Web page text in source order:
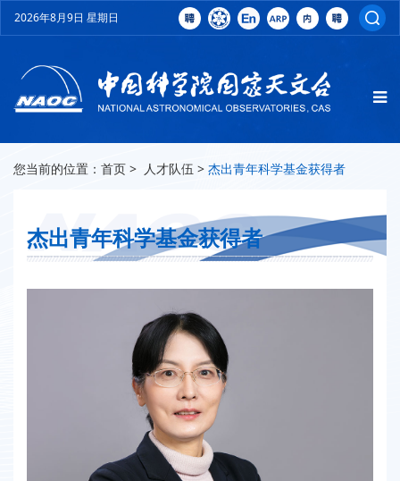
2026年8月9日 星期日
您当前的位置： 首页 > 人才队伍 > 杰出青年科学基金获得者
杰出青年科学基金获得者